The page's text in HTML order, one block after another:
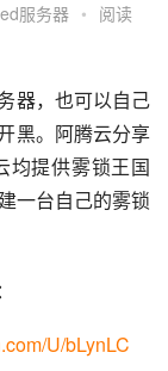
服务器 • 阅读
器，也可以自己
黑。阿腾云分享
均提供雾锁王国
一台自己的雾锁
U/bLynLC